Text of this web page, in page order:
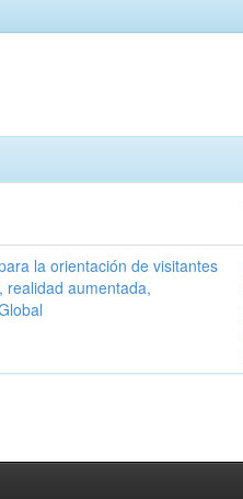
la orientación de visitantes
realidad aumentada,